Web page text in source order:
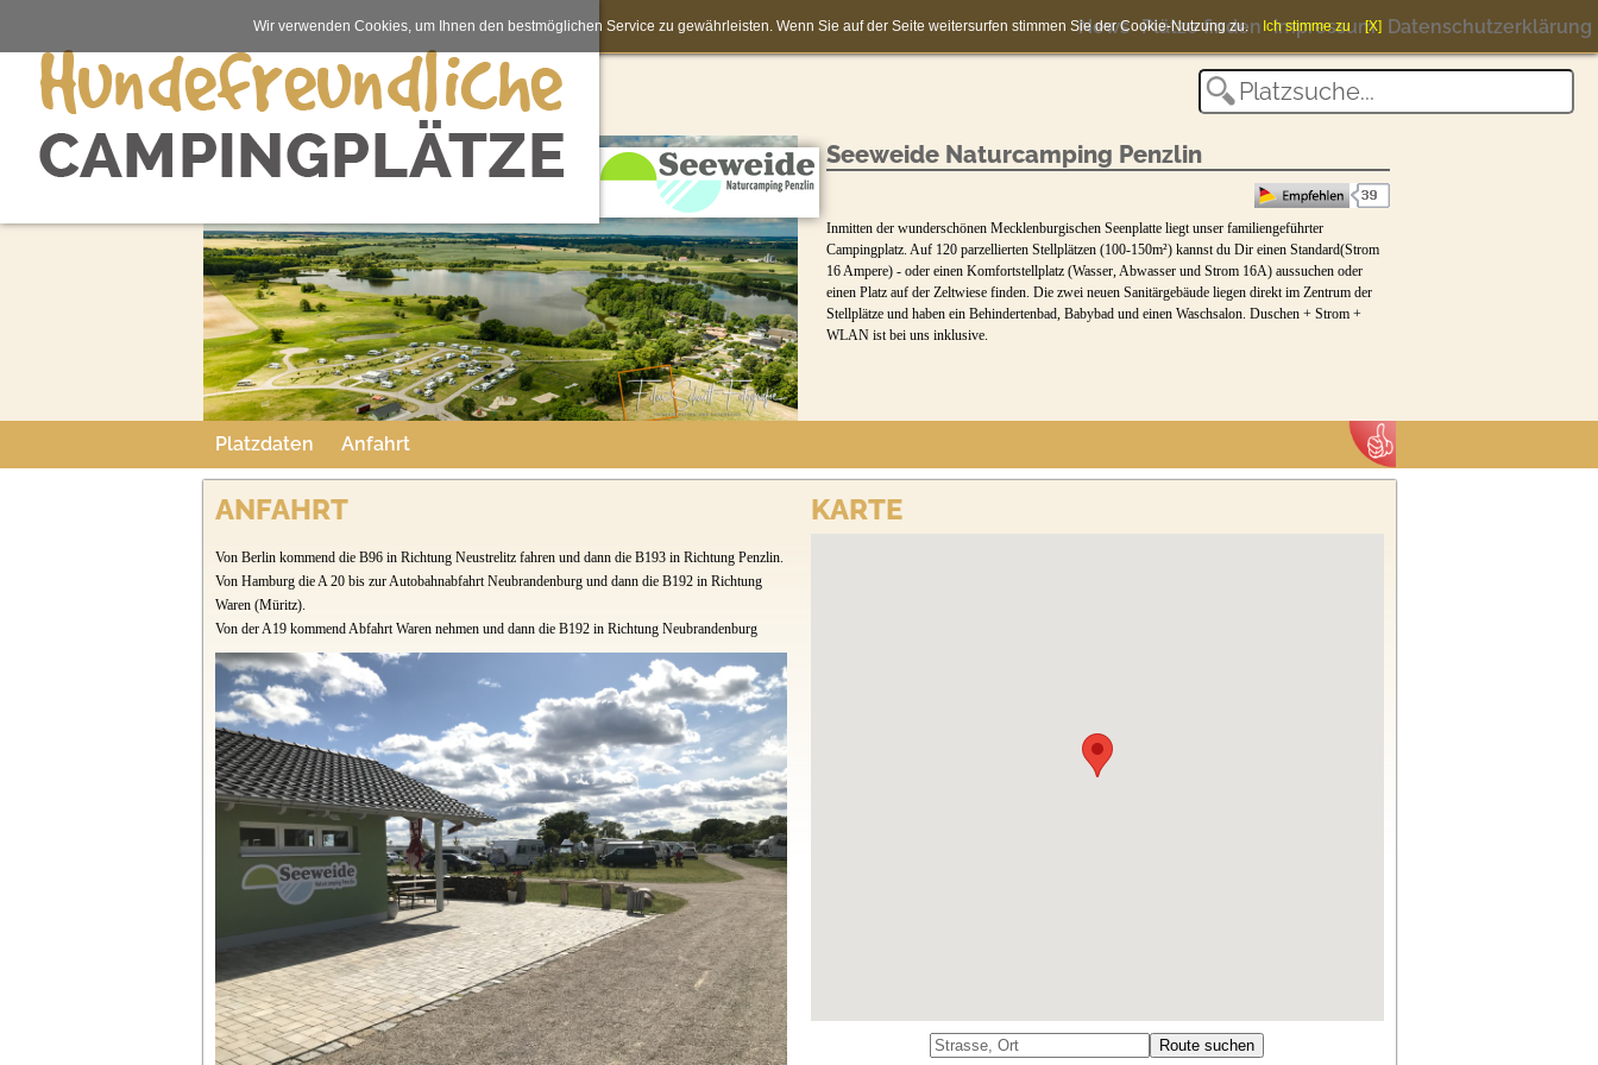
News Plätze finden Impressum Datenschutzerklärung
Seeweide Naturcamping Penzlin
Inmitten der wunderschönen Mecklenburgischen Seenplatte liegt unser familiengeführter
Campingplatz. Auf 120 parzellierten Stellplätzen (100-150m²) kannst du Dir einen Standard(Strom
16 Ampere) - oder einen Komfortstellplatz (Wasser, Abwasser und Strom 16A) aussuchen oder
einen Platz auf der Zeltwiese finden. Die zwei neuen Sanitärgebäude liegen direkt im Zentrum der
Stellplätze und haben ein Behindertenbad, Babybad und einen Waschsalon. Duschen + Strom +
WLAN ist bei uns inklusive.
Platzdaten Anfahrt
ANFAHRT
Von Berlin kommend die B96 in Richtung Neustrelitz fahren und dann die B193 in Richtung Penzlin.
Von Hamburg die A 20 bis zur Autobahnabfahrt Neubrandenburg und dann die B192 in Richtung
Waren (Müritz).
Von der A19 kommend Abfahrt Waren nehmen und dann die B192 in Richtung Neubrandenburg
KARTE
Wir verwenden Cookies, um Ihnen den bestmöglichen Service zu gewährleisten. Wenn Sie auf der Seite weitersurfen stimmen Sie der Cookie-Nutzung zu. Ich stimme zu [X]